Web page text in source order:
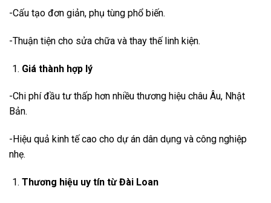
-Cấu tạo đơn giản, phụ tùng phổ biến.
-Thuận tiện cho sửa chữa và thay thế linh kiện.
Giá thành hợp lý
-Chi phí đầu tư thấp hơn nhiều thương hiệu châu Âu, Nhật
Bản.
-Hiệu quả kinh tế cao cho dự án dân dụng và công nghiệp
nhẹ.
Thương hiệu uy tín từ Đài Loan